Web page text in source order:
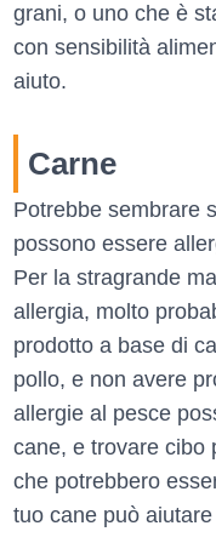
grani, o uno che è
con sensibilità
aiuto.
Carne
Potrebbe sembrare
possono essere
Per la stragrande
allergia, molto
prodotto a base di
pollo, e non avere
allergie al pesce
cane, e trovare cibo
che potrebbero
tuo cane può